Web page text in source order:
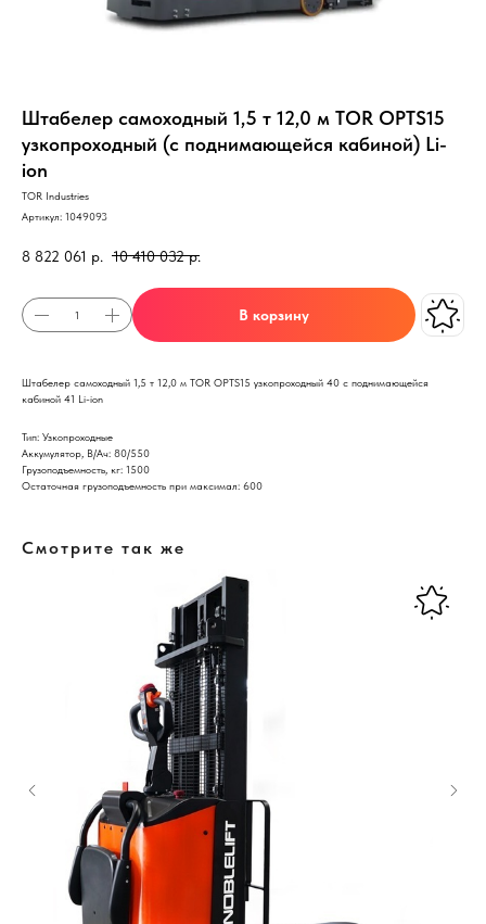
Штабелер самоходный 1,5 т 12,0 м TOR OPTS15
узкопроходный (с поднимающейся кабиной) Li-
ion
TOR Industries
Артикул: 1049093
8 822 061 р. 10 410 032 р.
В корзину
Штабелер самоходный 1,5 т 12,0 м TOR OPTS15 узкопроходный 40 с поднимающейся
кабиной 41 Li-ion
Тип: Узкопроходные
Аккумулятор, В/Ач: 80/550
Грузоподъемность, кг: 1500
Остаточная грузоподъемность при максимал: 600
Смотрите так же